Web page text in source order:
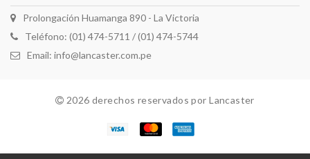
Prolongación Huamanga 890 - La Victoria
Teléfono: (01) 474-5711 / (01) 474-5744
Email: info@lancaster.com.pe
2026 derechos reservados por Lancaster